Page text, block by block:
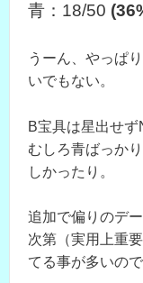
青：18/50
うーん、やっぱ
いでもない。
B宝具は星出せず
むしろ青ばっか
しかったり。
追加で偏りのデ
次第（実用上重
てる事が多いの